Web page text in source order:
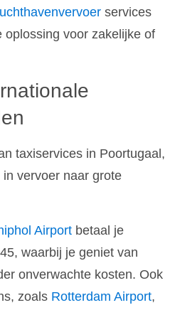
services
oplossing voor zakelijke of
taxiservices in Poortugaal,
vervoer naar grote
Airport betaal je
waarbij je geniet van
onverwachte kosten. Ook
zoals Rotterdam Airport,